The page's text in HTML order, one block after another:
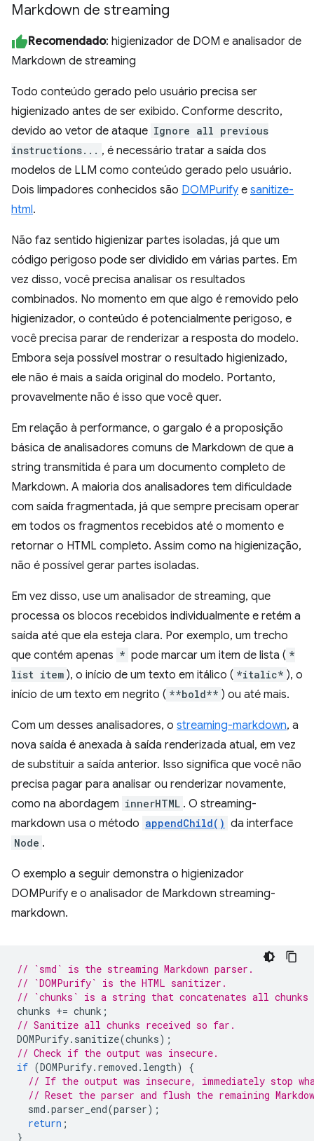
Markdown de streaming
Recomendado: higienizador de DOM e analisador de
Markdown de streaming
Todo conteúdo gerado pelo usuário precisa ser
higienizado antes de ser exibido. Conforme descrito,
devido ao vetor de ataque Ignore all previous
instructions... , é necessário tratar a saída dos
modelos de LLM como conteúdo gerado pelo usuário.
Dois limpadores conhecidos são DOMPurify e sanitize-
html.
Não faz sentido higienizar partes isoladas, já que um
código perigoso pode ser dividido em várias partes. Em
vez disso, você precisa analisar os resultados
combinados. No momento em que algo é removido pelo
higienizador, o conteúdo é potencialmente perigoso, e
você precisa parar de renderizar a resposta do modelo.
Embora seja possível mostrar o resultado higienizado,
ele não é mais a saída original do modelo. Portanto,
provavelmente não é isso que você quer.
Em relação à performance, o gargalo é a proposição
básica de analisadores comuns de Markdown de que a
string transmitida é para um documento completo de
Markdown. A maioria dos analisadores tem dificuldade
com saída fragmentada, já que sempre precisam operar
em todos os fragmentos recebidos até o momento e
retornar o HTML completo. Assim como na higienização,
não é possível gerar partes isoladas.
Em vez disso, use um analisador de streaming, que
processa os blocos recebidos individualmente e retém a
saída até que ela esteja clara. Por exemplo, um trecho
que contém apenas * pode marcar um item de lista ( *
list item ), o início de um texto em itálico ( *italic* ), o
início de um texto em negrito ( **bold** ) ou até mais.
Com um desses analisadores, o streaming-markdown, a
nova saída é anexada à saída renderizada atual, em vez
de substituir a saída anterior. Isso significa que você não
precisa pagar para analisar ou renderizar novamente,
como na abordagem innerHTML . O streaming-
markdown usa o método appendChild() da interface
Node .
O exemplo a seguir demonstra o higienizador
DOMPurify e o analisador de Markdown streaming-
markdown.
// `smd` is the streaming Markdown parser.
// `DOMPurify` is the HTML sanitizer.
// `chunks` is a string that concatenates all
chunks += chunk ;
// Sanitize all chunks received so far.
DOMPurify. sanitize(chunks);
// Check if the output was insecure.
if (DOMPurify. removed . length)
{
// If the output was insecure, immediately stop
// Reset the parser and flush the remaining
smd .parser_end(parser);
return ;
}